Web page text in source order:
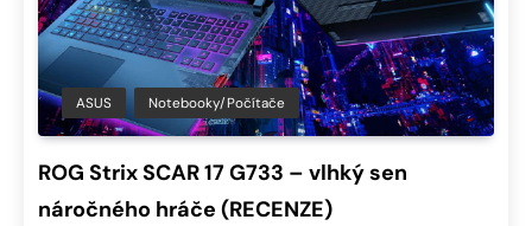
ASUS Notebooky/Počítače
ROG Strix SCAR 17 G733 – vlhký sen
náročného hráče (RECENZE)